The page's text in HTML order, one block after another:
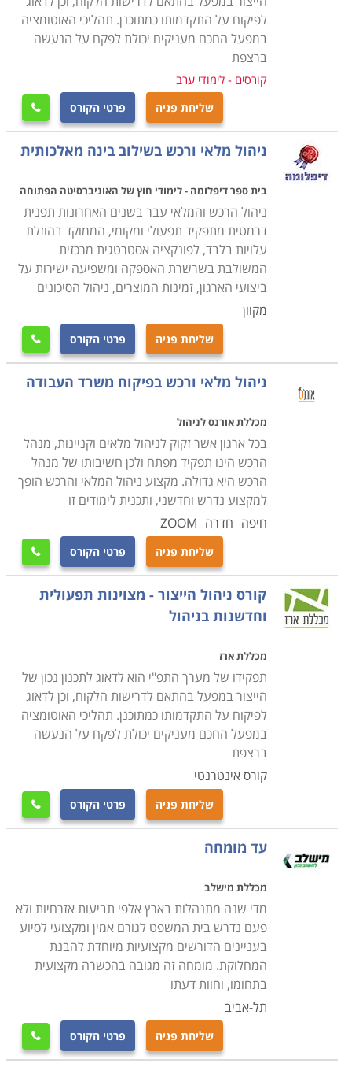
לפיקוח על התקדמותו כמתוכנן. תהליכי האוטומציה
במפעל החכם מעניקים יכולת לפקח על הנעשה
ברצפת
קורסים - לימודי ערב
שליחת פניה פרטי הקורס 
ניהול מלאי ורכש בשילוב בינה מאלכותית
בית ספר דיפלומה - לימודי חוץ של האוניברסיטה הפתוחה
ניהול הרכש והמלאי עבר בשנים האחרונות תפנית
דרמטית מתפקיד תפעולי ומקומי, הממוקד בהוזלת
עלויות בלבד, לפונקציה אסטרטגית מרכזית
המשולבת בשרשרת האספקה ומשפיעה ישירות על
ביצועי הארגון, זמינות המוצרים, ניהול הסיכונים
מקוון
שליחת פניה פרטי הקורס 
ניהול מלאי ורכש בפיקוח משרד העבודה
מכללת אורנס לניהול
בכל ארגון אשר זקוק לניהול מלאים וקניינות, מנהל
הרכש הינו תפקיד מפתח ולכן חשיבותו של מנהל
הרכש היא גדולה. מקצוע ניהול המלאי והרכש הופך
למקצוע נדרש וחדשני, ותכנית לימודים זו
חיפה חדרה ZOOM
שליחת פניה פרטי הקורס 
קורס ניהול הייצור - מצוינות תפעולית
וחדשנות בניהול
מכללת ארז
תפקידו של מערך התפ"י הוא לדאוג לתכנון נכון של
הייצור במפעל בהתאם לדרישות הלקוח, וכן לדאוג
לפיקוח על התקדמותו כמתוכנן. תהליכי האוטומציה
במפעל החכם מעניקים יכולת לפקח על הנעשה
ברצפת
קורס אינטרנטי
שליחת פניה פרטי הקורס 
עד מומחה
מכללת מישלב
מדי שנה מתנהלות בארץ אלפי תביעות אזרחיות ולא
פעם נדרש בית המשפט לגורם אמין ומקצועי לסיוע
בעניינים הדורשים מקצועיות מיוחדת להבנת
המחלוקת. מומחה זה מגובה בהכשרה מקצועית
בתחומו, וחוות דעתו
תל-אביב
שליחת פניה פרטי הקורס 